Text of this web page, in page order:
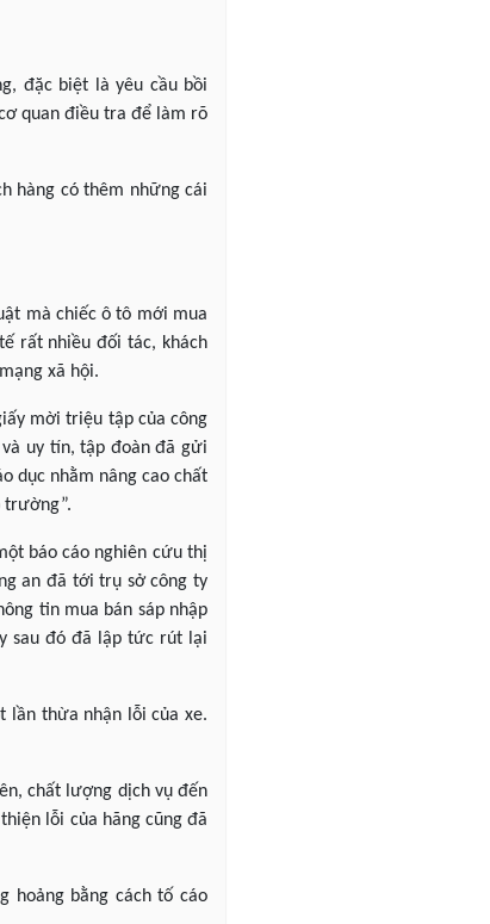
đặc biệt là yêu cầu bồi
quan điều tra để làm rõ
hàng có thêm những cái
mà chiếc ô tô mới mua
rất nhiều đối tác, khách
xã hội.
mời triệu tập của công
uy tín, tập đoàn đã gửi
dục nhằm nâng cao chất
trường”.
báo cáo nghiên cứu thị
an đã tới trụ sở công ty
tin mua bán sáp nhập
sau đó đã lập tức rút lại
lần thừa nhận lỗi của xe.
chất lượng dịch vụ đến
lỗi của hãng cũng đã
hoảng bằng cách tố cáo